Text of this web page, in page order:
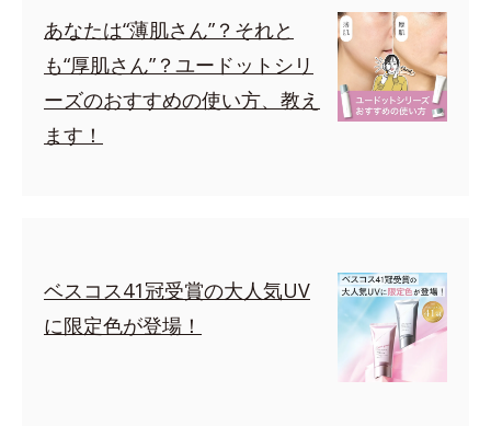
あなたは“薄肌さん”？それと
も“厚肌さん”？ユードットシリ
ーズのおすすめの使い方、教え
ます！
ベスコス41冠受賞の大人気UV
に限定色が登場！